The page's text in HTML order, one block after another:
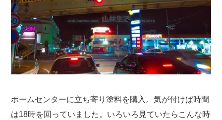
ホームセンターに立ち寄り塗料を購入。気が付けば時間
は18時を回っていました。いろいろ見ていたらこんな時